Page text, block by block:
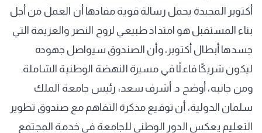
أكتوبر المجيدة يحمل رسالة قوية مفادها أن العمل من أجل
بناء المستقبل هو امتداد طبيعي لروح النصر والعزيمة التي
جسدها أبطال أكتوبر، وأن الصندوق سيواصل جهوده
ليكون شريكًا فاعلًا في مسيرة النهضة الوطنية الشاملة.
ومن جانبه، أوضح د. أشرف سعد، رئيس جامعة الملك
سلمان الدولية، أن توقيع مذكرة التفاهم مع صندوق تطوير
التعليم يعكس الدور الوطني للجامعة في خدمة المجتمع